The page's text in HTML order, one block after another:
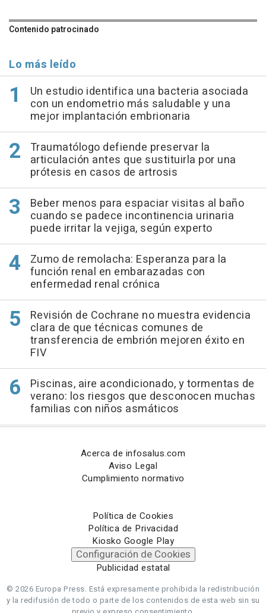
Contenido patrocinado
Lo más leído
Un estudio identifica una bacteria asociada
con un endometrio más saludable y una
mejor implantación embrionaria
Traumatólogo defiende preservar la
articulación antes que sustituirla por una
prótesis en casos de artrosis
Beber menos para espaciar visitas al baño
cuando se padece incontinencia urinaria
puede irritar la vejiga, según experto
Zumo de remolacha: Esperanza para la
función renal en embarazadas con
enfermedad renal crónica
Revisión de Cochrane no muestra evidencia
clara de que técnicas comunes de
transferencia de embrión mejoren éxito en
FIV
Piscinas, aire acondicionado, y tormentas de
verano: los riesgos que desconocen muchas
familias con niños asmáticos
Acerca de infosalus.com
Aviso Legal
Cumplimiento normativo
Política de Cookies
Política de Privacidad
Kiosko Google Play
Configuración de Cookies
Publicidad estatal
© 2026 Europa Press. Está expresamente prohibida la redistribución
y la redifusión de todo o parte de los contenidos de esta web sin su